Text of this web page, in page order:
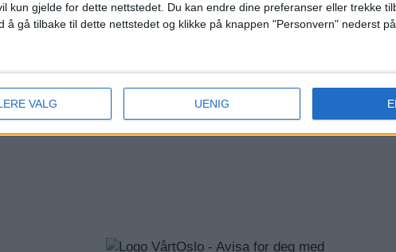
kun gjelde for dette nettstedet. Du kan endre dine preferanser eller trekke
å gå tilbake til dette nettstedet og klikke på knappen "Personvern" nederst på
VALG UENIG
NYHET DRUKNINGSULYKKE DRUKNING BYDEL VESTRE
UTRYKNING